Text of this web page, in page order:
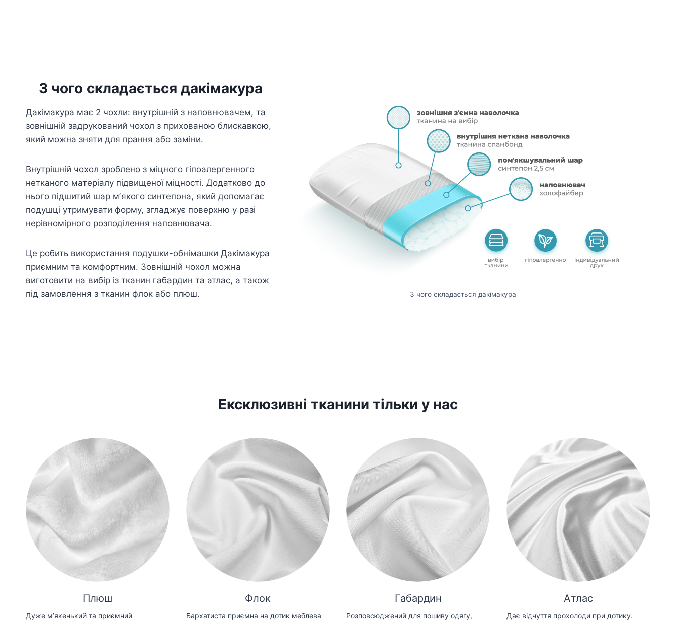
З чого складається дакімакура
Дакімакура має 2 чохли: внутрішній з наповнювачем, та
зовнішній задрукований чохол з прихованою блискавкою,
який можна зняти для прання або заміни.
Внутрішній чохол зроблено з міцного гіпоалергенного
нетканого матеріалу підвищеної міцності. Додатково до
нього підшитий шар мʼякого синтепона, який допомагає
подушці утримувати форму, згладжує поверхню у разі
нерівномірного розподілення наповнювача.
Це робить використання подушки-обнімашки Дакімакура
приємним та комфортним. Зовнішній чохол можна
виготовити на вибір із тканин габардин та атлас, а також
під замовлення з тканин флок або плюш.
З чого складається дакімакура
Ексклюзивні тканини тільки у нас
Плюш
Дуже мʼякенький та приємний
Флок
Бархатиста приємна на дотик меблева
Габардин
Розповсюджений для пошиву одягу,
Атлас
Дає відчуття прохолоди при дотику.